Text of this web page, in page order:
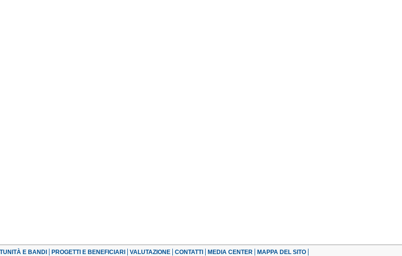
E BANDI PROGETTI E BENEFICIARI VALUTAZIONE CONTATTI MEDIA CENTER MAPPA DEL SITO